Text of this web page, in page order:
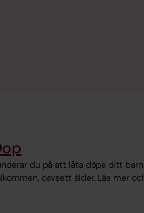
du på att låta döpa ditt
oavsett ålder. Läs mer